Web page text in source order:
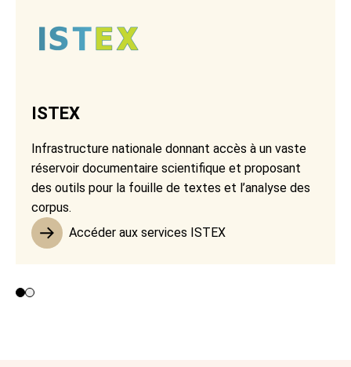
ISTEX
Infrastructure nationale donnant accès à un vaste
réservoir documentaire scientifique et proposant
des outils pour la fouille de textes et l’analyse des
corpus.
Accéder aux services ISTEX
Contributeurs 1 et 2
Contributeur 3